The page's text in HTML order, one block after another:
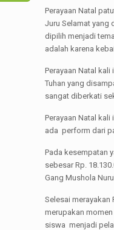
Perayaan Natal
Juru Selamat yang
dipilih menjadi
adalah karena
Perayaan Natal
Tuhan yang
sangat diberkati
Perayaan Natal
ada perform dari
Pada kesempatan
sebesar Rp.
Gang Mushola
Selesai
merupakan
siswa menjadi